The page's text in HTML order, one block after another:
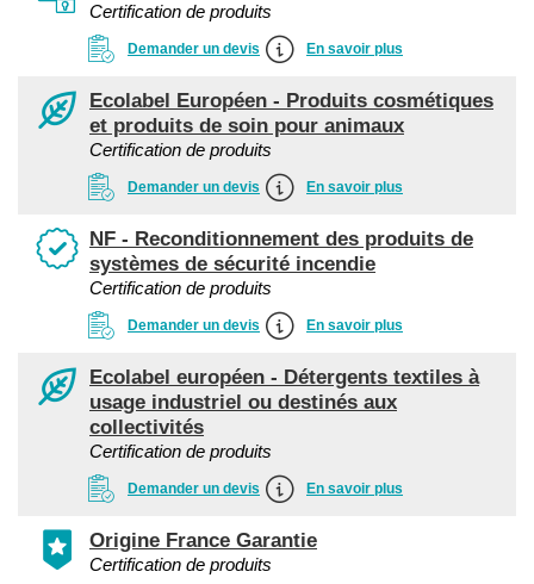
Certification de produits
Demander un devis En savoir plus
Ecolabel Européen - Produits cosmétiques
et produits de soin pour animaux
Certification de produits
Demander un devis En savoir plus
NF - Reconditionnement des produits de
systèmes de sécurité incendie
Certification de produits
Demander un devis En savoir plus
Ecolabel européen - Détergents textiles à
usage industriel ou destinés aux
collectivités
Certification de produits
Demander un devis En savoir plus
Origine France Garantie
Certification de produits